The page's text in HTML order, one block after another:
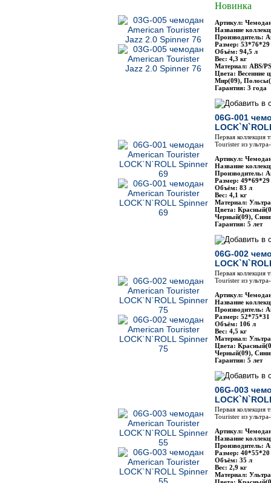
Новинка
Артикул:
Название
Производитель:
Размер: 53*76*29
Объём: 94,5 л
Вес: 4,3 кг
Материал: ABS/PS
Цвета: Весенние
Мир(09),
Гарантия: 3 года
06G-001
Первая коллекция
Tourister из
Артикул:
Название
Производитель:
Размер: 49*69*29
Объём: 83 л
Вес: 4,1 кг
Материал:
Цвета:
Черный(09),
Гарантия: 5 лет
06G-002
Первая коллекция
Tourister из
Артикул:
Название
Производитель:
Размер: 52*75*31
Объём: 106 л
Вес: 4,5 кг
Материал:
Цвета:
Черный(09),
Гарантия: 5 лет
06G-003
Первая коллекция
Tourister из
Артикул:
Название
Производитель:
Размер: 40*55*20
Объём: 35 л
Вес: 2,9 кг
Материал: